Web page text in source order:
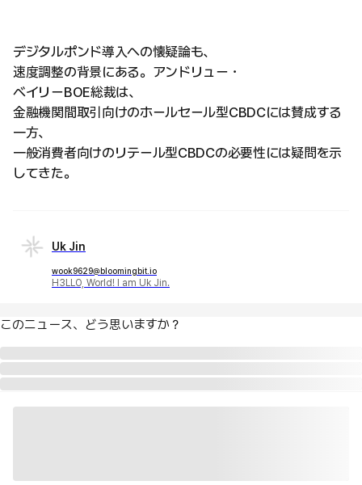
デジタルポンド導入への懐疑論も、
速度調整の背景にある。アンドリュー・
ベイリーBOE総裁は、
金融機関間取引向けのホールセール型CBDCには賛成する
一方、
一般消費者向けのリテール型CBDCの必要性には疑問を示
してきた。
Uk Jin
wook9629@bloomingbit.io
H3LLO, World! I am Uk Jin.
このニュース、どう思いますか？